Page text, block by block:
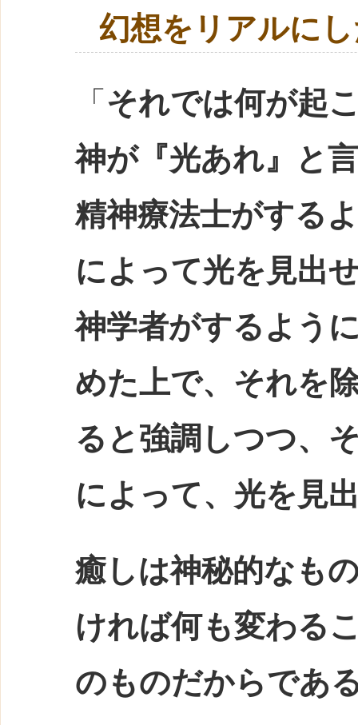
幻想をリアルに
「 それでは何が起
神が『光あれ』と
精神療法士がする
によって光を見出
神学者がするよう
めた上で、それを
ると強調しつつ、
によって、光を見
癒しは神秘的なも
ければ何も変わる
のものだからであ